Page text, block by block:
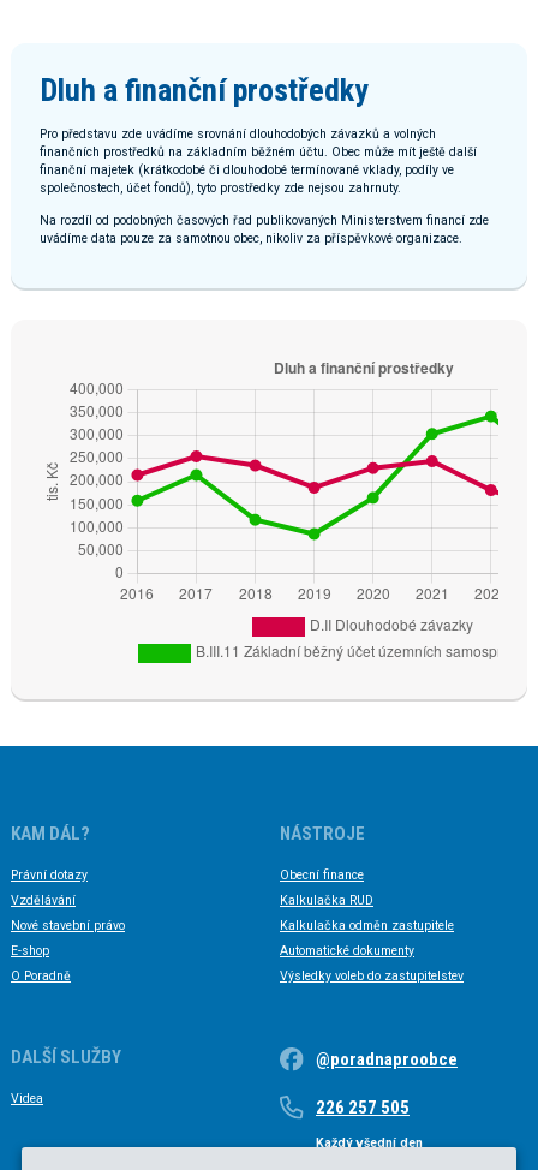
Dluh a finanční prostředky
Pro představu zde uvádíme srovnání dlouhodobých závazků a volných
finančních prostředků na základním běžném účtu. Obec může mít ještě další
finanční majetek (krátkodobé či dlouhodobé termínované vklady, podíly ve
společnostech, účet fondů), tyto prostředky zde nejsou zahrnuty.
Na rozdíl od podobných časových řad publikovaných Ministerstvem financí zde
uvádíme data pouze za samotnou obec, nikoliv za příspěvkové organizace.
KAM DÁL?
Právní dotazy
Vzdělávání
Nové stavební právo
E-shop
O Poradně
NÁSTROJE
Obecní finance
Kalkulačka RUD
Kalkulačka odměn zastupitele
Automatické dokumenty
Výsledky voleb do zastupitelstev
DALŠÍ SLUŽBY
Videa
@poradnaproobce
226 257 505
Každý všední den